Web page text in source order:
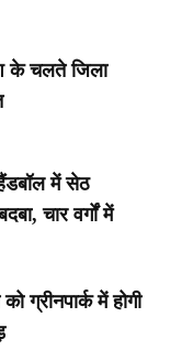
के चलते जिला
में सेठ
चार वर्गों में
ग्रीनपार्क में होगी